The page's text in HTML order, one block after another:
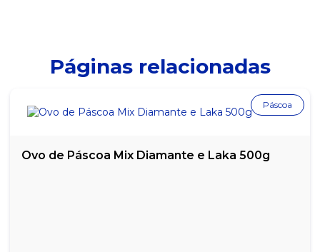
Páginas relacionadas
Ovo de Páscoa Mix Diamante e Laka 500g
Páscoa